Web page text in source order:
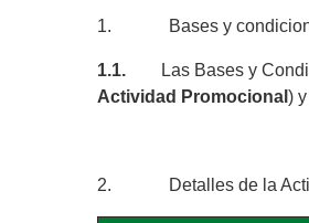
1. Bases y
1.1. Las Bases y
Actividad Promocional )
2. Detalles de la